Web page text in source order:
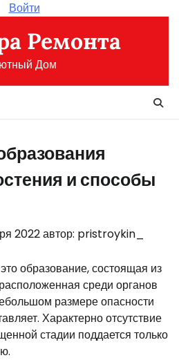
Войти
Ремонта
Дом
и способы
2022автор: pristroykin_
образование, состоящая из
среди органов
размере опасности
Характерно отсутствие
стадии поддается только